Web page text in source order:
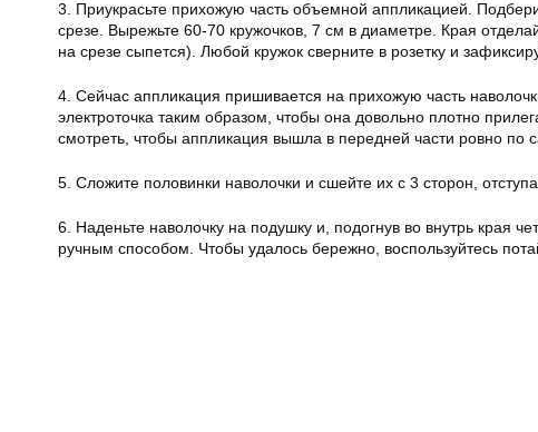
3. Приукрасьте прихожую часть объемной аппликацией.
срезе. Вырежьте 60-70 кружочков, 7 см в диаметре. Края
на срезе сыпется). Любой кружок сверните в розетку и
4. Сейчас аппликация пришивается на прихожую часть
электроточка таким образом, чтобы она довольно плотно
смотреть, чтобы аппликация вышла в передней части ровно по
5. Сложите половинки наволочки и сшейте их с 3 сторон,
6. Наденьте наволочку на подушку и, подогнув во внутрь края
ручным способом. Чтобы удалось бережно, воспользуйтесь